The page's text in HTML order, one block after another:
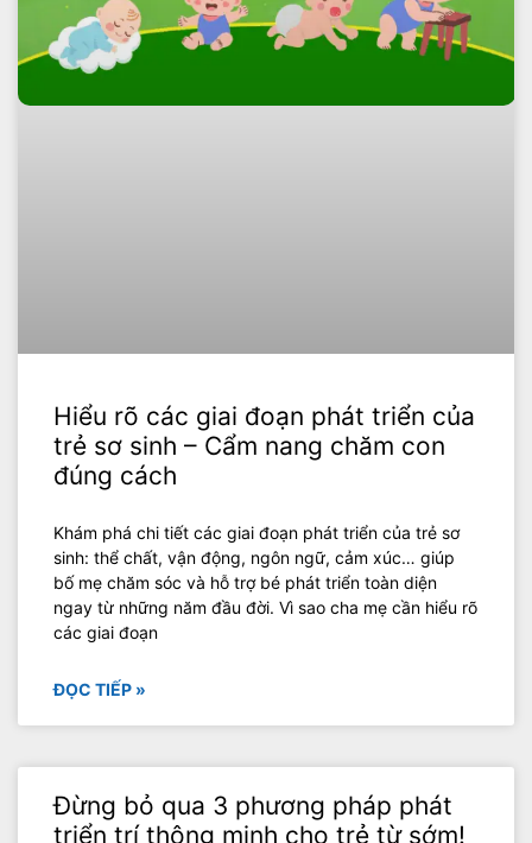
Hiểu rõ các giai đoạn phát triển của
trẻ sơ sinh – Cẩm nang chăm con
đúng cách
Khám phá chi tiết các giai đoạn phát triển của trẻ sơ
sinh: thể chất, vận động, ngôn ngữ, cảm xúc… giúp
bố mẹ chăm sóc và hỗ trợ bé phát triển toàn diện
ngay từ những năm đầu đời. Vì sao cha mẹ cần hiểu rõ
các giai đoạn
ĐỌC TIẾP »
Đừng bỏ qua 3 phương pháp phát
triển trí thông minh cho trẻ từ sớm!